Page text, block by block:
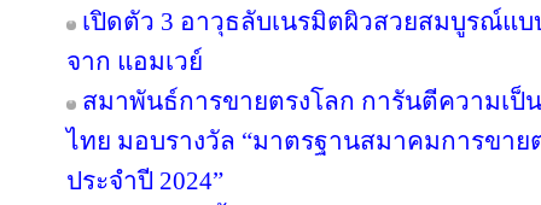
เปิดตัว 3 อาวุธลับเนรมิตผิวสวยสมบูรณ์แบ
จาก แอมเวย์
สมาพันธ์การขายตรงโลก การันตีความเป็
ไทย มอบรางวัล “มาตรฐานสมาคมการขา
ประจำปี 2024”